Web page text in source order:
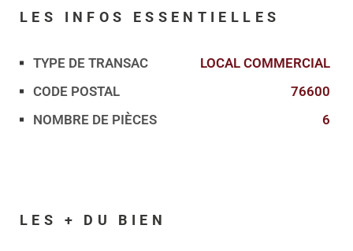
LES INFOS ESSENTIELLES
Caractérisque Valeurs
TYPE DE TRANSAC
LOCAL COMMERCIAL
CODE POSTAL
76600
NOMBRE DE PIÈCES
6
LES + DU BIEN